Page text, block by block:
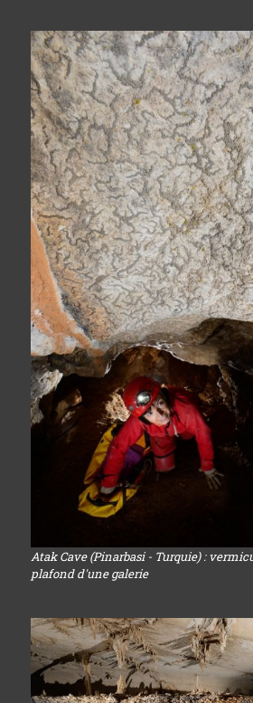
Atak Cave (Pinarbasi - Turquie) :
plafond d'une galerie